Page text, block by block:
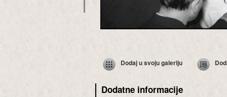
Dodaj u svoju galeriju
Dodatne informacije